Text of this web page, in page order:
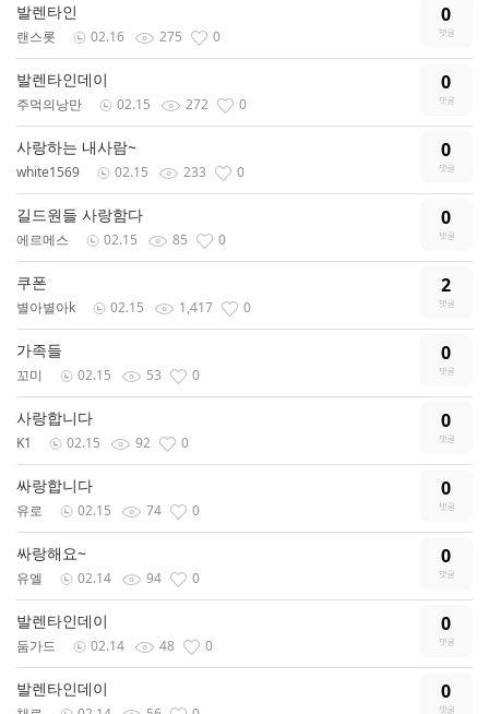
발렌타인 0
랜스롯 02.16 275 0
발렌타인데이 0
주먹의낭만 02.15 272 0
사랑하는 내사람~ 0
white1569 02.15 233 0
길드원들 사랑함다 0
에르메스 02.15 85 0
쿠폰 2
별아별아k 02.15 1,417 0
가족들 0
꼬미 02.15 53 0
사랑합니다 0
K1 02.15 92 0
싸랑합니다 0
유로 02.15 74 0
싸랑해요~ 0
유엘 02.14 94 0
발렌타인데이 0
둠가드 02.14 48 0
발렌타인데이 0